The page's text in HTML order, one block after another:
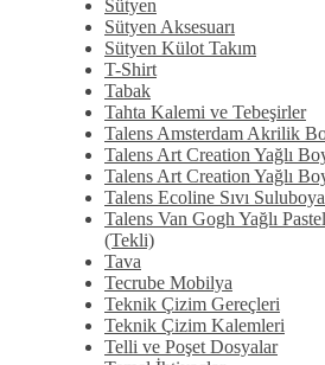
Sütyen
Sütyen Aksesuarı
Sütyen Külot Takım
T-Shirt
Tabak
Tahta Kalemi ve Tebeşirler
Talens Amsterdam Akrilik
Talens Art Creation Yağlı
Talens Art Creation Yağlı
Talens Ecoline Sıvı
Talens Van Gogh Yağlı
(Tekli)
Tava
Tecrube Mobilya
Teknik Çizim Gereçleri
Teknik Çizim Kalemleri
Telli ve Poşet Dosyalar